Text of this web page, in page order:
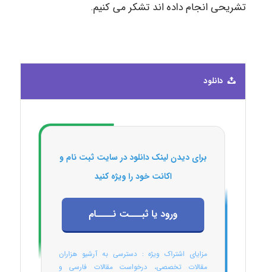
تشریحی انجام داده اند تشکر می کنیم.
دانلود
برای دیدن لینک دانلود در سایت ثبت نام و
اکانت خود را ویژه کنید
ورود یا ثبـــت نــــام
مزایای اشتراک ویژه : دسترسی به آرشیو هزاران
مقالات تخصصی، درخواست مقالات فارسی و